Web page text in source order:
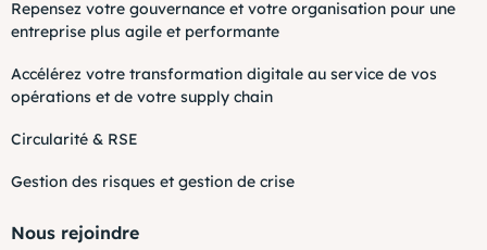
Repensez votre gouvernance et votre organisation pour une
entreprise plus agile et performante
Accélérez votre transformation digitale au service de vos
opérations et de votre supply chain
Circularité & RSE
Gestion des risques et gestion de crise
Nous rejoindre